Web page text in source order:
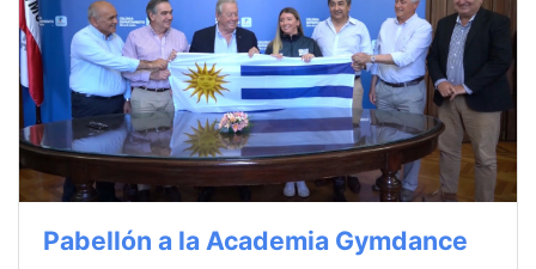
Pabellón a la Academia Gymdance